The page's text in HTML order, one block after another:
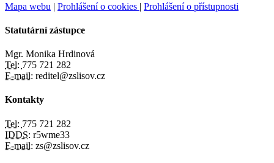
Mapa webu | Prohlášení o cookies | Prohlášení o přístupnosti
Statutární zástupce
Mgr. Monika Hrdinová
Tel: 775 721 282
E-mail: reditel@zslisov.cz
Kontakty
Tel: 775 721 282
IDDS: r5wme33
E-mail: zs@zslisov.cz